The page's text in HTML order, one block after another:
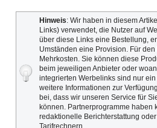
Hinweis: Wir haben in diesem
Links) verwendet, die Nutzer auf
über diese Links eine Bestellung,
Umständen eine Provision. Für
Mehrkosten. Sie können diese
beim jeweiligen Anbieter oder
integrierten Werbelinks sind nur
weitere Informationen zur
bei, dass wir unseren Service für
können. Partnerprogramme haben
redaktionelle Berichterstattung
Tarifrechnern.